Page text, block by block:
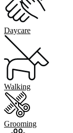
Daycare
Walking
Grooming